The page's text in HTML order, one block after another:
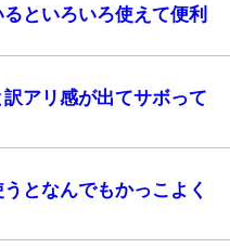
といろいろ使えて便利
アリ感が出てサボって
となんでもかっこよく